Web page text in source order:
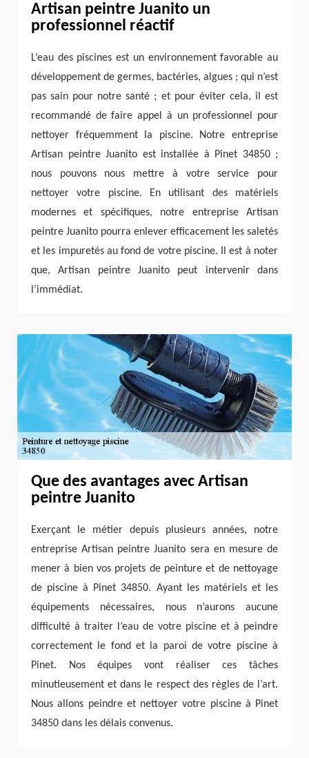
Artisan peintre Juanito un
professionnel réactif
L’eau des piscines est un environnement favorable au
développement de germes, bactéries, algues ; qui n’est
pas sain pour notre santé ; et pour éviter cela, il est
recommandé de faire appel à un professionnel pour
nettoyer fréquemment la piscine. Notre entreprise
Artisan peintre Juanito est installée à Pinet 34850 ;
nous pouvons nous mettre à votre service pour
nettoyer votre piscine. En utilisant des matériels
modernes et spécifiques, notre entreprise Artisan
peintre Juanito pourra enlever efficacement les saletés
et les impuretés au fond de votre piscine. Il est à noter
que, Artisan peintre Juanito peut intervenir dans
l’immédiat.
Que des avantages avec Artisan
peintre Juanito
Exerçant le métier depuis plusieurs années, notre
entreprise Artisan peintre Juanito sera en mesure de
mener à bien vos projets de peinture et de nettoyage
de piscine à Pinet 34850. Ayant les matériels et les
équipements nécessaires, nous n’aurons aucune
difficulté à traiter l’eau de votre piscine et à peindre
correctement le fond et la paroi de votre piscine à
Pinet. Nos équipes vont réaliser ces tâches
minutieusement et dans le respect des règles de l’art.
Nous allons peindre et nettoyer votre piscine à Pinet
34850 dans les délais convenus.